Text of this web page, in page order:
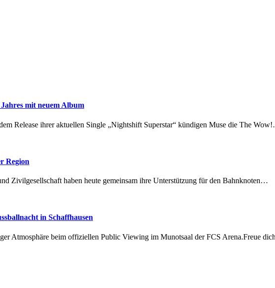
mit neuem Album
Release ihrer aktuellen Single „Nightshift Superstar“ kündigen Muse die The
Region
Zivilgesellschaft haben heute gemeinsam ihre Unterstützung für den Bahnknoten…
in Schaffhausen
Atmosphäre beim offiziellen Public Viewing im Munotsaal der FCS Arena.Freue